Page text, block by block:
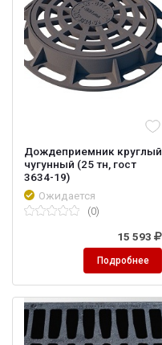
Дождеприемник круглый
чугунный (25 тн, гост
3634-19)
Ожидается
(0)
15 593
Подробнее